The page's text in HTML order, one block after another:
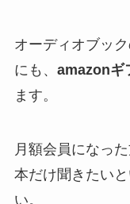
オーディオブッ
にも、 amazonギ
ます。
月額会員になっ
本だけ聞きたい
い。